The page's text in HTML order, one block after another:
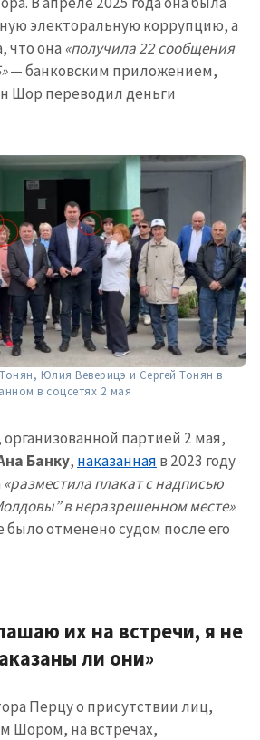
электоральную коррупцию, а
что она «получила 22 сообщения
— банковским приложением,
Шор переводил деньги
Юлия Веверицэ и Сергей Тонян в
в соцсетях 2 мая
организованной партией 2 мая,
Банку, наказанная в 2023 году
«разместила плакат с надписью
в неразрешенном месте».
было отменено судом после его
их на встречи, я не
ли они»
Перцу о присутствии лиц,
Шором, на встречах,